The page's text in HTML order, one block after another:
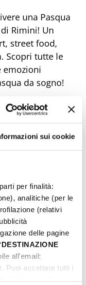
sui cookie
per finalità:
analitiche (per le
(relativi
delle pagine
DESTINAZIONE
all'email:
. Puoi accettare tutti i
tutti i cookie”,
una Pasqua
Rimini! Un
street food,
Scopri tutte le
emozioni
da sogno!